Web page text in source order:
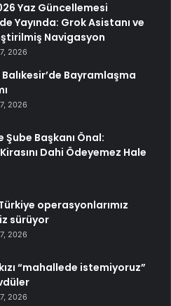
Yaz Güncellemesi
Yayında: Grok Asistanı ve
Navigasyon
2026
Bayramlaşma
2026
Şube Başkanı Önal:
Dahi Ödeyemez Hale
operasyonlarımız
sürüyor
2026
“mahallede istemiyoruz”
2026